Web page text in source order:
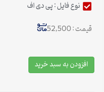
نوع فایل : پی دی اف
قیمت : 52,500
افزودن به سبد خرید